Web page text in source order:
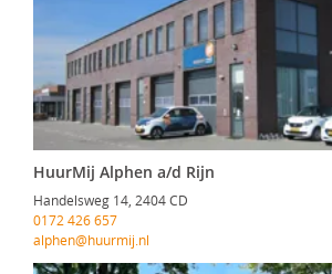
HuurMij Alphen a/d Rijn
Handelsweg 14, 2404 CD
0172 426 657
alphen@huurmij.nl